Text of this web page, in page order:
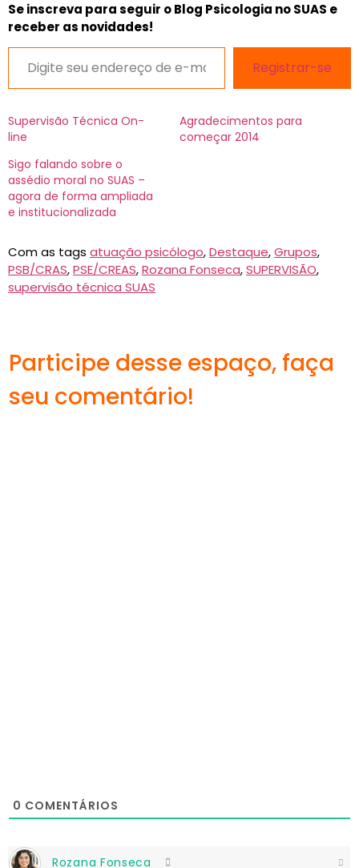
Se inscreva para seguir o Blog Psicologia no SUAS e
receber as novidades!
Registrar-se
Supervisão Técnica On-
line
Agradecimentos para
começar 2014
Sigo falando sobre o
assédio moral no SUAS –
agora de forma ampliada
e institucionalizada
Com as tags atuação psicólogo,Destaque,Grupos,
PSB/CRAS,PSE/CREAS,Rozana Fonseca,SUPERVISÃO,
supervisão técnica SUAS
Participe desse espaço, faça
seu comentário!
0 COMENTÁRIOS
Rozana Fonseca